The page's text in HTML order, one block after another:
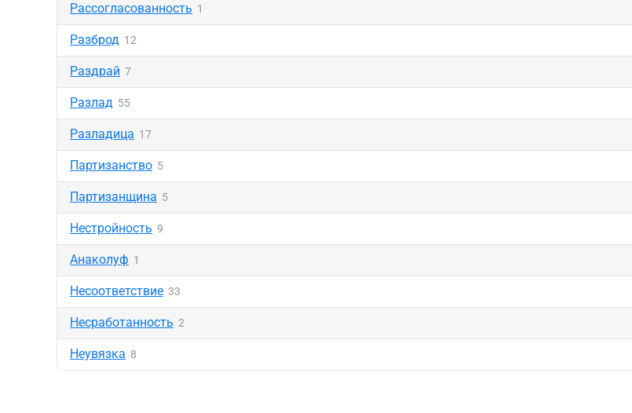
Рассогласованность 1
Разброд 12
Раздрай 7
Разлад 55
Разладица 17
Партизанство 5
Партизанщина 5
Нестройность 9
Анаколуф 1
Несоответствие 33
Несработанность 2
Неувязка 8